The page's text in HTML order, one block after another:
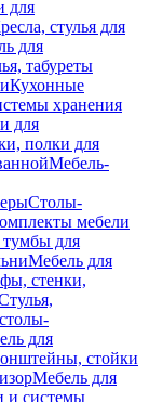
для
стулья для
для
табуреты
Кухонные
хранения
для
полки для
Мебель-
Столы-
мебели
для
Мебель для
стенки,
для
стойки
Мебель для
и системы